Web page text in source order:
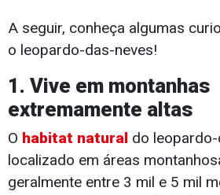
A seguir, conheça algumas
o leopardo-das-neves!
1. Vive em montanhas
extremamente altas
O habitat natural do
localizado em áreas
geralmente entre 3 mil e 5 mil